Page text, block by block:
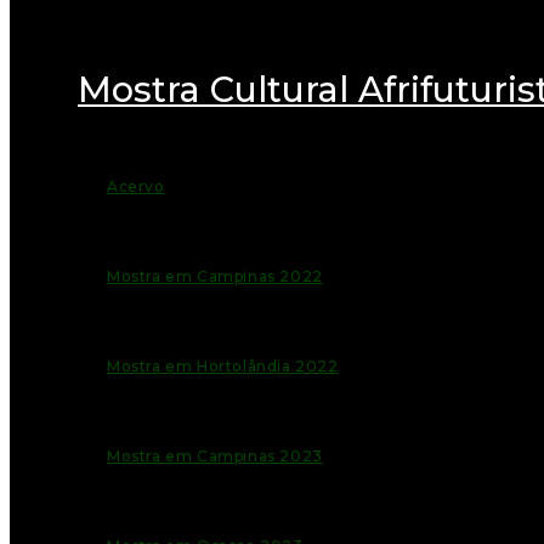
Mostra Cultural
Acervo
Mostra em Campinas 2022
Mostra em Hortolândia 2022
Mostra em Campinas 2023